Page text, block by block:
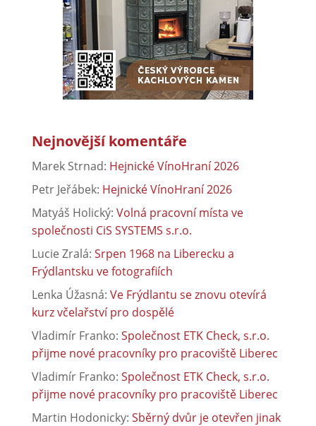
Nejnovější komentáře
Marek Strnad: Hejnické VínoHraní 2026
Petr Jeřábek: Hejnické VínoHraní 2026
Matyáš Holický: Volná pracovní místa ve
společnosti CiS SYSTEMS s.r.o.
Lucie Zralá: Srpen 1968 na Liberecku a
Frýdlantsku ve fotografiích
Lenka Úžasná: Ve Frýdlantu se znovu otevírá
kurz včelařství pro dospělé
Vladimír Franko: Společnost ETK Check, s.r.o.
přijme nové pracovníky pro pracoviště Liberec
Vladimír Franko: Společnost ETK Check, s.r.o.
přijme nové pracovníky pro pracoviště Liberec
Martin Hodonicky: Sběrný dvůr je otevřen jinak